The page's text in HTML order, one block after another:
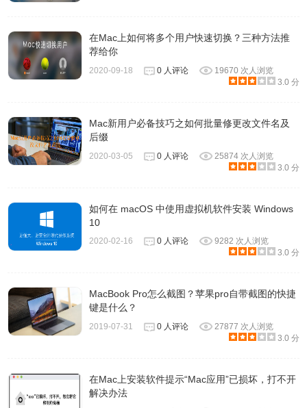
在Mac上如何将多个用户快速切换？三种方法推
荐给你
2020-09-18 0 人评论
19670 次人浏览
3.0 分
Mac新用户必备技巧之如何批量修更改文件名及
后缀
2020-03-05 0 人评论
25874 次人浏览
3.0 分
如何在 macOS 中使用虚拟机软件安装 Windows
10
2020-02-16 0 人评论
9282 次人浏览
3.0 分
MacBook Pro怎么截图？苹果pro自带截图的快捷
键是什么？
2019-07-31 0 人评论
27877 次人浏览
3.0 分
在Mac上安装软件提示“Mac应用”已损坏，打不开
解决办法